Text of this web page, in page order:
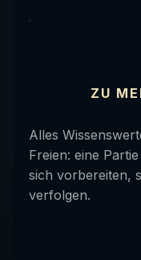
ZU
Alles
Freien: eine
sich vorbereiten,
verfolgen.